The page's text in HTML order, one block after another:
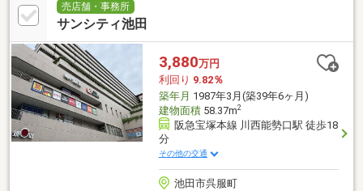
売店舗・事務所
サンシティ池田
3,880万円
利回り 9.82％
築年月 1987年3月(築39年6ヶ月)
建物面積58.37m2
阪急宝塚本線 川西能勢口駅 徒歩18
分
その他の交通
池田市呉服町